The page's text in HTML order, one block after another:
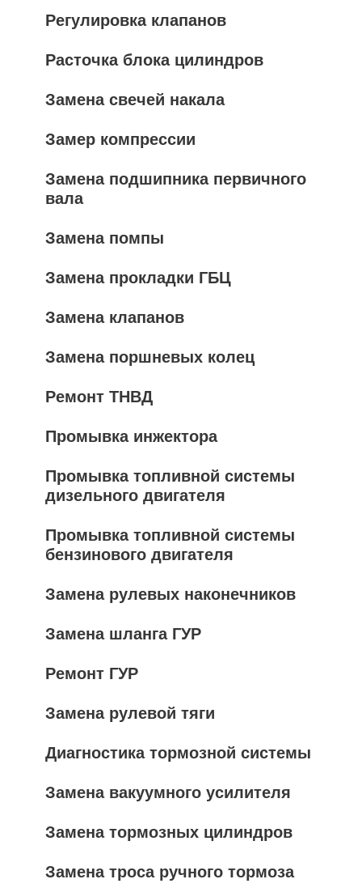
Регулировка клапанов
Расточка блока цилиндров
Замена свечей накала
Замер компрессии
Замена подшипника первичного
вала
Замена помпы
Замена прокладки ГБЦ
Замена клапанов
Замена поршневых колец
Ремонт ТНВД
Промывка инжектора
Промывка топливной системы
дизельного двигателя
Промывка топливной системы
бензинового двигателя
Замена рулевых наконечников
Замена шланга ГУР
Ремонт ГУР
Замена рулевой тяги
Диагностика тормозной системы
Замена вакуумного усилителя
Замена тормозных цилиндров
Замена троса ручного тормоза